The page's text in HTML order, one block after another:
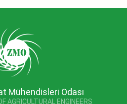
Mühendisleri Odası
AGRICULTURAL ENGINEERS